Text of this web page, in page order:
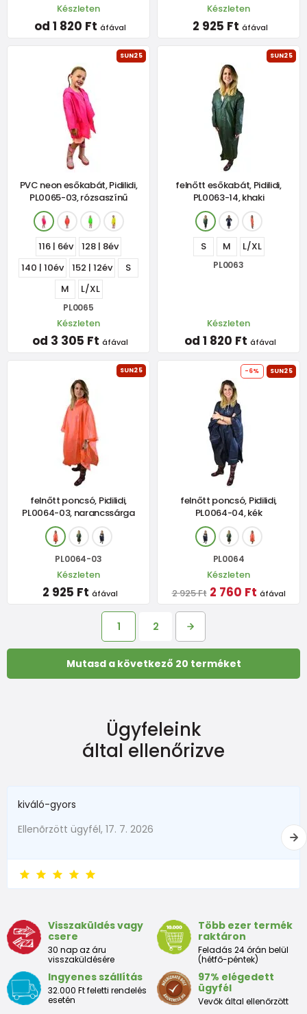
Készleten
od 1 820 Ft áfával
Készleten
2 925 Ft áfával
SUN25
PVC neon esőkabát, Pidilidi,
PL0065-03, rózsaszínű
116 | 6év
128 | 8év
140 | 10év
152 | 12év
S
M
L/XL
PL0065
Készleten
od 3 305 Ft áfával
SUN25
felnőtt esőkabát, Pidilidi,
PL0063-14, khaki
S M L/XL
PL0063
Készleten
od 1 820 Ft áfával
SUN25
felnőtt poncsó, Pidilidi,
PL0064-03, narancssárga
PL0064-03
Készleten
2 925 Ft áfával
-6% SUN25
felnőtt poncsó, Pidilidi,
PL0064-04, kék
PL0064
Készleten
2 925 Ft 2 760 Ft áfával
1 2
Mutasd a következő 20 terméket
Ügyfeleink
által ellenőrizve
kiváló-gyors
Ellenõrzött ügyfél, 17. 7. 2026
Visszaküldés vagy
csere
30 nap az áru
visszaküldésére
Több ezer termék
raktáron
Feladás 24 órán belül
(hétfő-péntek)
Ingyenes szállítás
32.000 Ft feletti rendelés
esetén
97% elégedett
ügyfél
Vevők által ellenőrzött